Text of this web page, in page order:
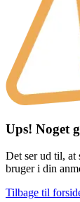
Ups! Noget
Det ser ud til, at
bruger i din
Tilbage til